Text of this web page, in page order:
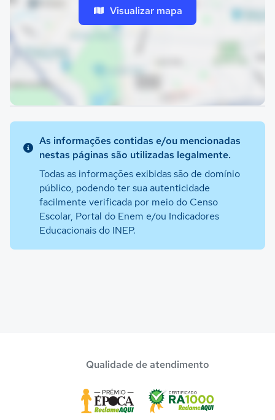
Visualizar mapa
As informações contidas e/ou mencionadas
nestas páginas são utilizadas legalmente.
Todas as informações exibidas são de domínio
público, podendo ter sua autenticidade
facilmente verificada por meio do Censo
Escolar, Portal do Enem e/ou Indicadores
Educacionais do INEP.
Qualidade de atendimento